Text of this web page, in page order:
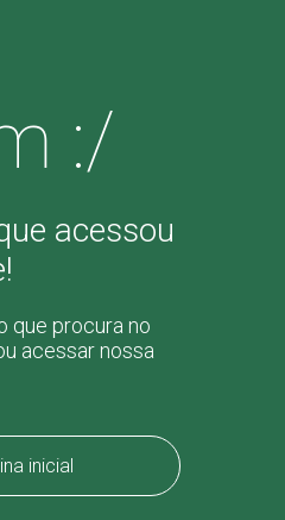
:/
acessou
que procura no
acessar nossa
inicial